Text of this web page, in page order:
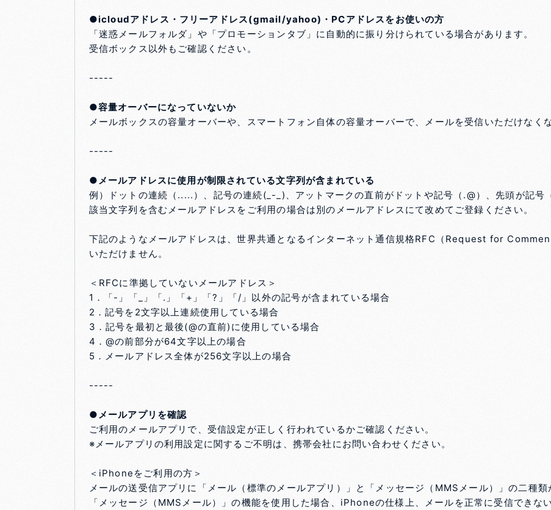
●icloudアドレス・フリーアドレス(gmail/yahoo)・PCアドレスをお使いの方
「迷惑メールフォルダ」や「プロモーションタブ」に自動的に振り分けられている場合があります。
受信ボックス以外もご確認ください。
-----
●容量オーバーになっていないか
メールボックスの容量オーバーや、スマートフォン自体の容量オーバーで、メールを受信いただけなく
-----
●メールアドレスに使用が制限されている文字列が含まれている
例）ドットの連続（.....）、記号の連続(_-_)、アットマークの直前がドットや記号（.@）、先頭が記号
該当文字列を含むメールアドレスをご利用の場合は別のメールアドレスにて改めてご登録ください。
下記のようなメールアドレスは、世界共通となるインターネット通信規格RFC（Request for
いただけません。
＜RFCに準拠していないメールアドレス＞
1．「-」「_」「.」「+」「?」「/」以外の記号が含まれている場合
2．記号を2文字以上連続使用している場合
3．記号を最初と最後(@の直前)に使用している場合
4．@の前部分が64文字以上の場合
5．メールアドレス全体が256文字以上の場合
-----
●メールアプリを確認
ご利用のメールアプリで、受信設定が正しく行われているかご確認ください。
※メールアプリの利用設定に関するご不明は、携帯会社にお問い合わせください。
＜iPhoneをご利用の方＞
メールの送受信アプリに「メール（標準のメールアプリ）」と「メッセージ（MMSメール）」の二種類
「メッセージ（MMSメール）」の機能を使用した場合、iPhoneの仕様上、メールを正常に受信できな